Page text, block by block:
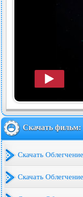
Скачать фильм:
Скачать
Скачать